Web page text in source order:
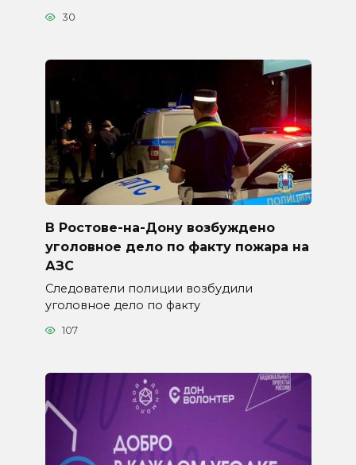
30
В Ростове-на-Дону возбуждено
уголовное дело по факту пожара на
АЗС
Следователи полиции возбудили
уголовное дело по факту
107